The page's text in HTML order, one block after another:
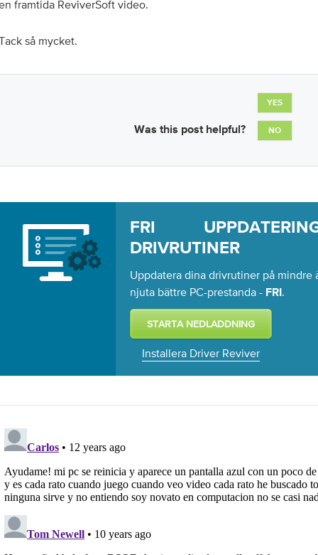
framtida ReviverSoft video.
så mycket.
Was this post helpful?
YES
NO
FRI
DRIVRUTINER
Uppdatera dina drivrutiner på mindre
njuta bättre PC-prestanda - FRI .
Installera Driver Reviver